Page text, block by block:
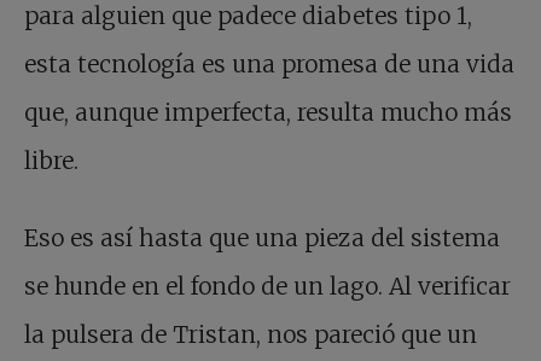
para alguien que padece diabetes tipo 1,
esta tecnología es una promesa de una vida
que, aunque imperfecta, resulta mucho más
libre.
Eso es así hasta que una pieza del sistema
se hunde en el fondo de un lago. Al verificar
la pulsera de Tristan, nos pareció que un